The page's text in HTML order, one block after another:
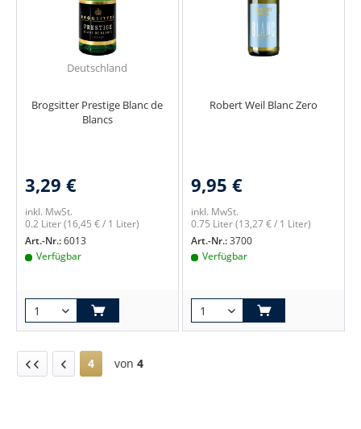
Deutschland
Brogsitter Prestige Blanc de
Blancs
3,29 €
inkl. MwSt.
0.2 Liter(16,45 € / 1 Liter)
Art.-Nr.:6013
Verfügbar
Robert Weil Blanc Zero
9,95 €
inkl. MwSt.
0.75 Liter(13,27 € / 1 Liter)
Art.-Nr.:3700
Verfügbar
4 von 4